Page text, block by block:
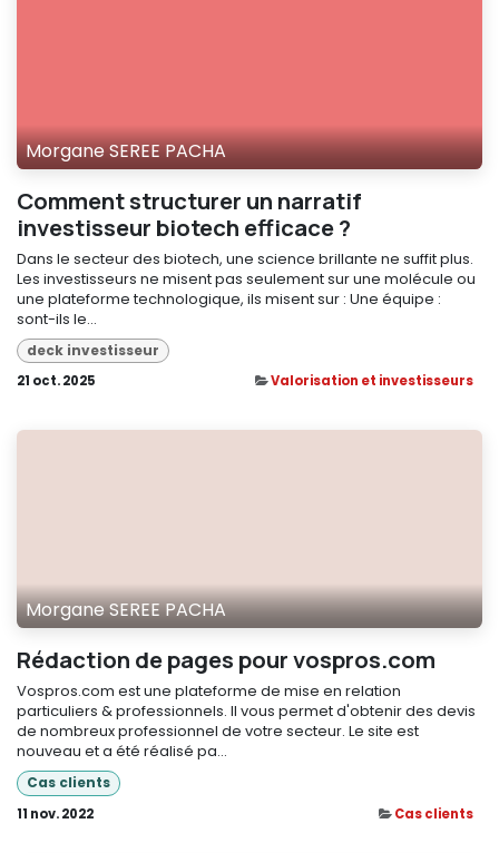
Morgane SEREE PACHA
Comment structurer un narratif
investisseur biotech efficace ?
Dans le secteur des biotech, une science brillante ne suffit plus.
Les investisseurs ne misent pas seulement sur une molécule ou
une plateforme technologique, ils misent sur : Une équipe :
sont-ils le...
deck investisseur
21 oct. 2025 Valorisation et investisseurs
Morgane SEREE PACHA
Rédaction de pages pour vospros.com
Vospros.com est une plateforme de mise en relation
particuliers & professionnels. Il vous permet d'obtenir des devis
de nombreux professionnel de votre secteur. Le site est
nouveau et a été réalisé pa...
Cas clients
11 nov. 2022 Cas clients